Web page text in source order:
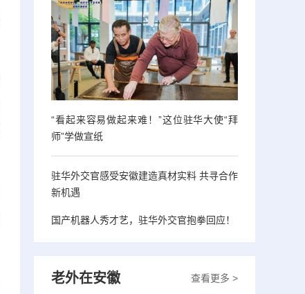
“看起来容易做起来难！”这位驻华大使“拜
师”学做宣纸
驻华外交官感受安徽建造真材实料 共寻合作
新机遇
国产机器人秀才艺，驻华外交官抱拳回应！
查看更多 >
老外在安徽